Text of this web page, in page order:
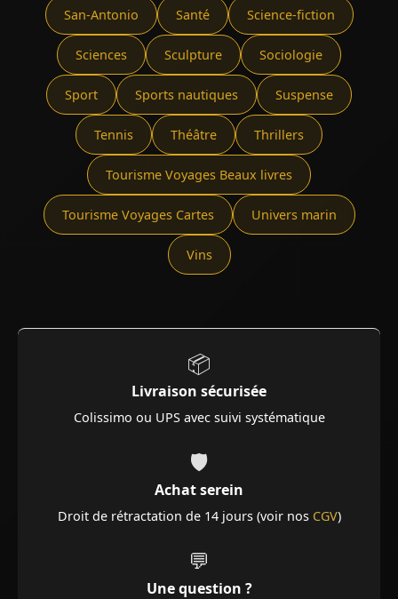
San-Antonio Santé Science-fiction
Sciences Sculpture Sociologie
Sport Sports nautiques Suspense
Tennis Théâtre Thrillers
Tourisme Voyages Beaux livres
Tourisme Voyages Cartes Univers marin
Vins
📦
Livraison sécurisée
Colissimo ou UPS avec suivi systématique
🛡️
Achat serein
Droit de rétractation de 14 jours (voir nos CGV)
💬
Une question ?